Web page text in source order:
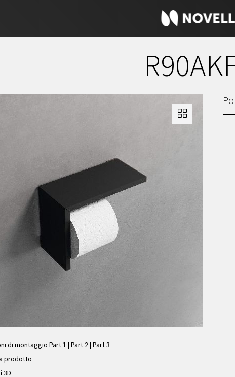
di montaggio Part 1 | Part 2 | Part 3
prodotto
3D